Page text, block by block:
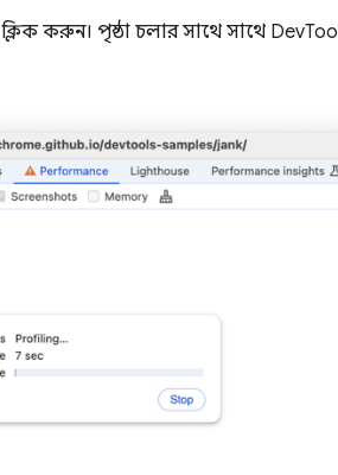
ক্লিক করুন। পৃষ্ঠা চলার সাথে সাথে